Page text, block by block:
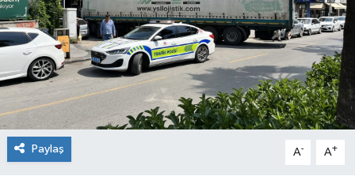
Paylaş A- A+